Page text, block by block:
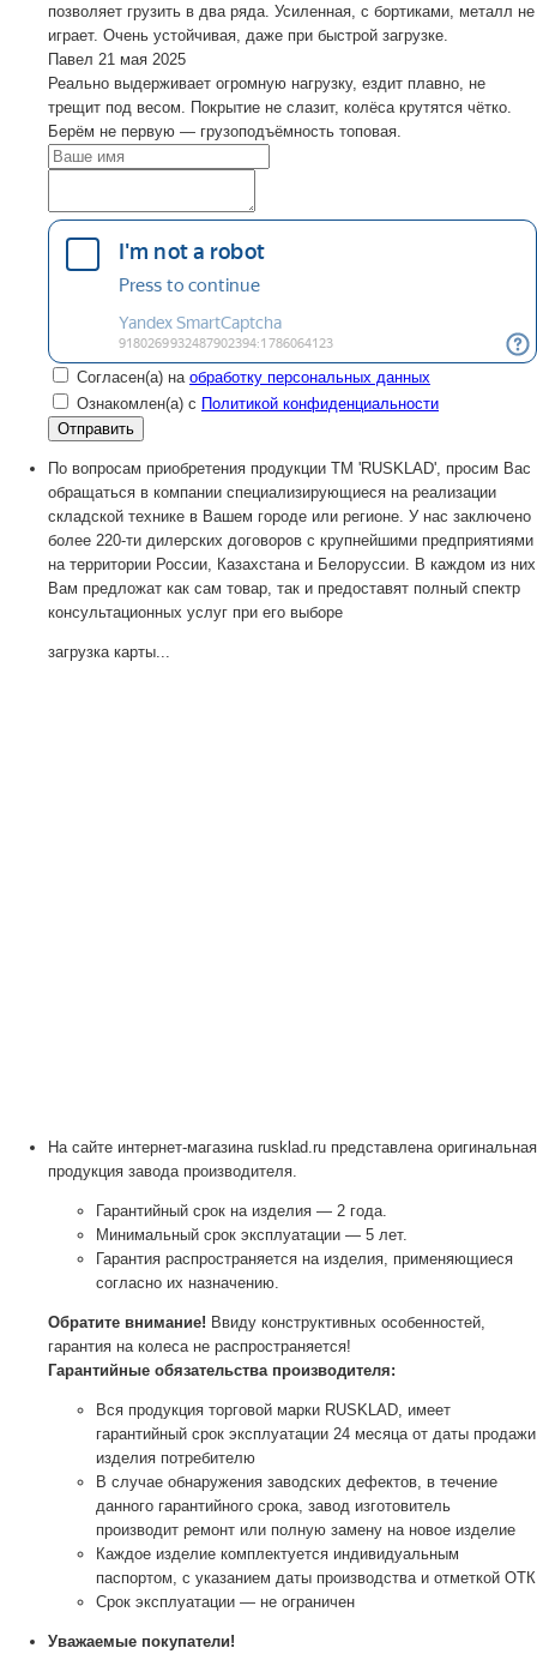
позволяет грузить в два ряда. Усиленная, с бортиками, металл не
играет. Очень устойчивая, даже при быстрой загрузке.
Павел 21 мая 2025
Реально выдерживает огромную нагрузку, ездит плавно, не
трещит под весом. Покрытие не слазит, колёса крутятся чётко.
Берём не первую — грузоподъёмность топовая.
Согласен(а) на обработку персональных данных
Ознакомлен(а) с Политикой конфиденциальности
По вопросам приобретения продукции TM 'RUSKLAD', просим Вас
обращаться в компании специализирующиеся на реализации
складской технике в Вашем городе или регионе. У нас заключено
более 220-ти дилерских договоров с крупнейшими предприятиями
на территории России, Казахстана и Белоруссии. В каждом из них
Вам предложат как сам товар, так и предоставят полный спектр
консультационных услуг при его выборе
загрузка карты...
На сайте интернет-магазина rusklad.ru представлена оригинальная
продукция завода производителя.
Гарантийный срок на изделия — 2 года.
Минимальный срок эксплуатации — 5 лет.
Гарантия распространяется на изделия, применяющиеся
согласно их назначению.
Обратите внимание! Ввиду конструктивных особенностей,
гарантия на колеса не распространяется!
Гарантийные обязательства производителя:
Вся продукция торговой марки RUSKLAD, имеет
гарантийный срок эксплуатации 24 месяца от даты продажи
изделия потребителю
В случае обнаружения заводских дефектов, в течение
данного гарантийного срока, завод изготовитель
производит ремонт или полную замену на новое изделие
Каждое изделие комплектуется индивидуальным
паспортом, с указанием даты производства и отметкой ОТК
Срок эксплуатации — не ограничен
Уважаемые покупатели!